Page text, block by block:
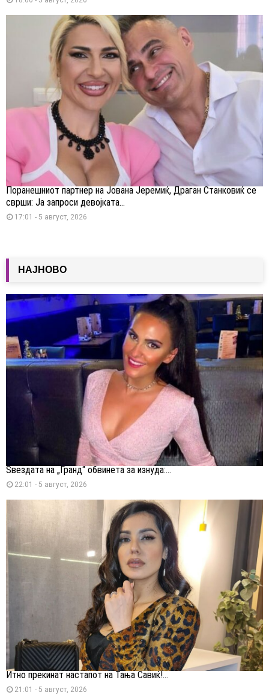
Поранешниот партнер на Јована Јеремиќ, Драган Станковиќ се
сврши: Ја запроси девојката...
17:01 - 5 август, 2026
НАЈНОВО
Ѕвездата на „Гранд“ обвинета за изнуда:...
22:01 - 5 август, 2026
Итно прекинат настапот на Тања Савиќ!...
21:01 - 5 август, 2026